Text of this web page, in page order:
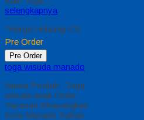
penawaran Special
Pengajaran Anak
Umur Dasar dengan
Fitur Produk
sebagaimana berikut :
Kain Toga…
*Harga Hubungi CS
Pre Order